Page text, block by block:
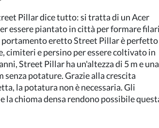
Pillar dice tutto: si tratta di un Acer
essere piantato in città per formare
portamento eretto Street Pillar è perfetto
cimiteri e persino per essere coltivato in
Street Pillar ha un'altezza di 5 m e una
senza potature. Grazie alla crescita
la potatura non è necessaria. Gli
la chioma densa rendono possibile